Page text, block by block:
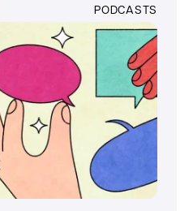
PODCASTS